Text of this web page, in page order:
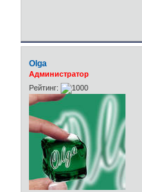
Olga
Администратор
Рейтинг: